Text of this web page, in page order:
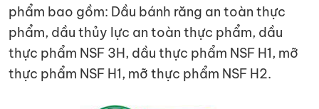
phẩm bao gồm: Dầu bánh răng an toàn thực
phẩm, dầu thủy lực an toàn thực phẩm, dầu
thực phẩm NSF 3H, dầu thực phẩm NSF H1, mỡ
thực phẩm NSF H1, mỡ thực phẩm NSF H2.